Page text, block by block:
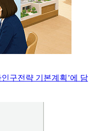
구전략 기본계획’에 담